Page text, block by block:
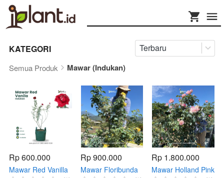
KATEGORI Terbaru
Semua Produk Mawar (Indukan)
Rp 600.000
Mawar Red Vanilla
Rp 900.000
Mawar Floribunda
Rp 1.800.000
Mawar Holland Pink